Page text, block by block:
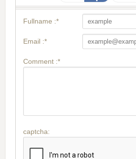
Fullname :*
Email :*
Comment :*
captcha: